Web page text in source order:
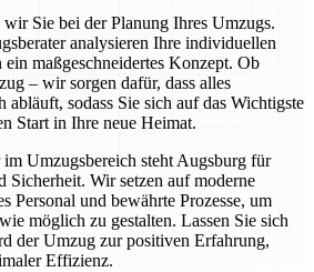
Sie bei der Planung Ihres Umzugs.
analysieren Ihre individuellen
maßgeschneidertes Konzept. Ob
– wir sorgen dafür, dass alles
sodass Sie sich auf das Wichtigste
Start in Ihre neue Heimat.
Umzugsbereich steht Augsburg für
Sicherheit. Wir setzen auf moderne
Personal und bewährte Prozesse, um
möglich zu gestalten. Lassen Sie sich
der Umzug zur positiven Erfahrung,
Effizienz.